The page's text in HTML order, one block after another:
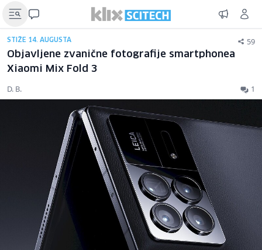
STIŽE 14. AUGUSTA 59
Objavljene zvanične fotografije smartphonea
Xiaomi Mix Fold 3
D. B. 1